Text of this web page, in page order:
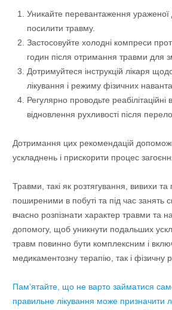
Уникайте перевантаження
посилити травму.
Застосовуйте холодні компреси
годин після отримання травми для
Дотримуйтеся інструкцій лікаря
лікування і режиму фізичних
Регулярно проводьте реабілітаційні
відновлення рухливості після
Дотримання цих рекомендацій
ускладнень і прискорити процес
Травми, такі як розтягування, вивихи
поширеними в побуті та під час занять
вчасно розпізнати характер травми та
допомогу, щоб уникнути подальших
травм повинно бути комплексним і
медикаментозну терапію, так і фізичну
Пам’ятайте, що не варто займатися
правильне лікування може призначити